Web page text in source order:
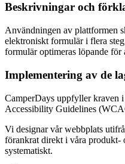
Beskrivningar och
Användningen av plattformen
elektroniskt formulär i flera
formulär optimeras löpande för
Implementering av de
CamperDays uppfyller kraven
Accessibility Guidelines
Vi designar vår webbplats
förankrat direkt i våra produkt-
systematiskt.